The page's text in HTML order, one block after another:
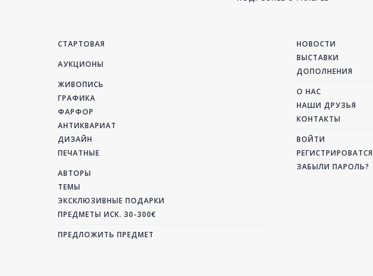
СТАРТОВАЯ
АУКЦИОНЫ
ЖИВОПИСЬ
ГРАФИКА
ФАРФОР
АНТИКВАРИАТ
ДИЗАЙН
ПЕЧАТНЫЕ
АВТОРЫ
ТЕМЫ
ЭКСКЛЮЗИВНЫЕ ПОДАРКИ
ПРЕДМЕТЫ ИСК. 30-300€
ПРЕДЛОЖИТЬ ПРЕДМЕТ
НОВОСТИ
ВЫСТАВКИ
ДОПОЛНЕНИЯ
О НАС
НАШИ ДРУЗЬЯ
КОНТАКТЫ
ВОЙТИ
РЕГИСТРИРОВАТСЯ
ЗАБЫЛИ ПАРОЛЬ?